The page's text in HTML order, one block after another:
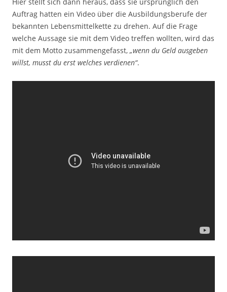
Auftrag hatten ein Video über die Ausbildungsberufe der
bekannten Lebensmittelkette zu drehen. Auf die Frage
welche Aussage sie mit dem Video treffen wollten, wird das
mit dem Motto zusammengefasst, „wenn du Geld ausgeben
willst, musst du erst welches verdienen“.